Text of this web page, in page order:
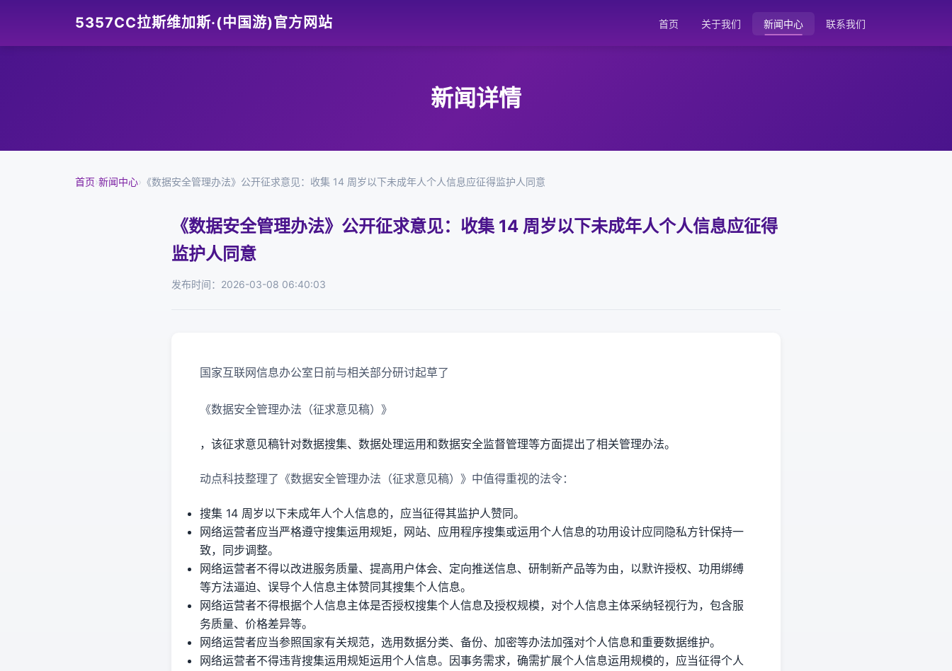
5357CC拉斯维加斯·(中国游)官方网站 首页 关于我们 新闻中心 联系我们
新闻详情
首页›新闻中心› 《数据安全管理办法》公开征求意见：收集 14 周岁以下未成年人个人信息应征得监护人同意
《数据安全管理办法》公开征求意见：收集 14 周岁以下未成年人个人信息应征得
监护人同意
发布时间：2026-03-08 06:40:03
国家互联网信息办公室日前与相关部分研讨起草了
《数据安全管理办法（征求意见稿）》
，该征求意见稿针对数据搜集、数据处理运用和数据安全监督管理等方面提出了相关管理办法。
动点科技整理了《数据安全管理办法（征求意见稿）》中值得重视的法令：
搜集 14 周岁以下未成年人个人信息的，应当征得其监护人赞同。
网络运营者应当严格遵守搜集运用规矩，网站、应用程序搜集或运用个人信息的功用设计应同隐私方针保持一
致，同步调整。
网络运营者不得以改进服务质量、提高用户体会、定向推送信息、研制新产品等为由，以默许授权、功用绑缚
等方法逼迫、误导个人信息主体赞同其搜集个人信息。
网络运营者不得根据个人信息主体是否授权搜集个人信息及授权规模，对个人信息主体采纳轻视行为，包含服
务质量、价格差异等。
网络运营者应当参照国家有关规范，选用数据分类、备份、加密等办法加强对个人信息和重要数据维护。
网络运营者不得违背搜集运用规矩运用个人信息。因事务需求，确需扩展个人信息运用规模的，应当征得个人